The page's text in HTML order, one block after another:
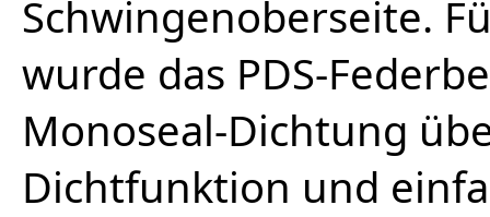
Schwingenoberseite.
wurde das PDS-
Monoseal-Dichtung
Dichtfunktion und